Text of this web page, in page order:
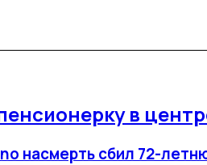
в
насмерть сбил 72-